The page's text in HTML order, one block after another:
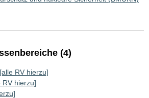
(4)
[alle RV hierzu]
RV hierzu]